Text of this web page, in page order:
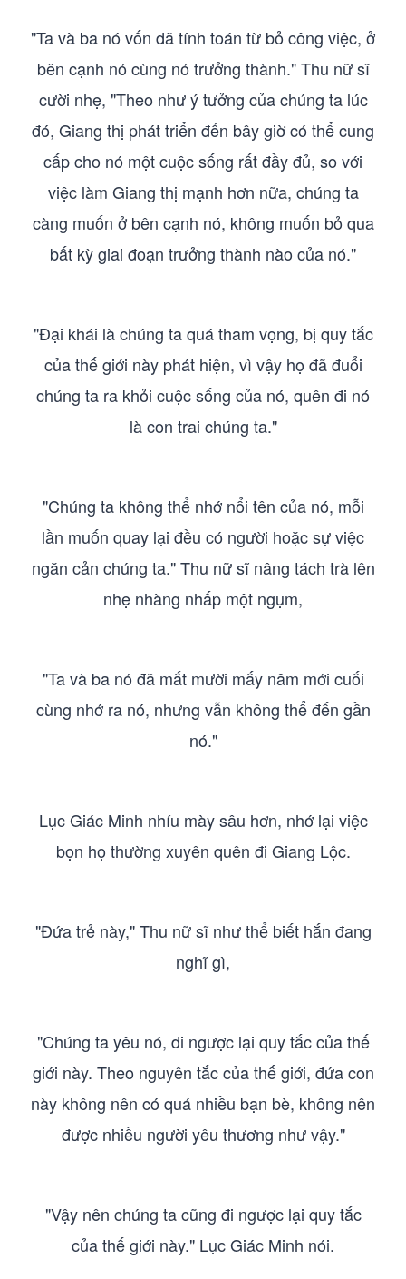
"Ta và ba nó vốn đã tính toán từ bỏ công việc, ở
bên cạnh nó cùng nó trưởng thành." Thu nữ sĩ
cười nhẹ, "Theo như ý tưởng của chúng ta lúc
đó, Giang thị phát triển đến bây giờ có thể cung
cấp cho nó một cuộc sống rất đầy đủ, so với
việc làm Giang thị mạnh hơn nữa, chúng ta
càng muốn ở bên cạnh nó, không muốn bỏ qua
bất kỳ giai đoạn trưởng thành nào của nó."
"Đại khái là chúng ta quá tham vọng, bị quy tắc
của thế giới này phát hiện, vì vậy họ đã đuổi
chúng ta ra khỏi cuộc sống của nó, quên đi nó
là con trai chúng ta."
"Chúng ta không thể nhớ nổi tên của nó, mỗi
lần muốn quay lại đều có người hoặc sự việc
ngăn cản chúng ta." Thu nữ sĩ nâng tách trà lên
nhẹ nhàng nhấp một ngụm,
"Ta và ba nó đã mất mười mấy năm mới cuối
cùng nhớ ra nó, nhưng vẫn không thể đến gần
nó."
Lục Giác Minh nhíu mày sâu hơn, nhớ lại việc
bọn họ thường xuyên quên đi Giang Lộc.
"Đứa trẻ này," Thu nữ sĩ như thể biết hắn đang
nghĩ gì,
"Chúng ta yêu nó, đi ngược lại quy tắc của thế
giới này. Theo nguyên tắc của thế giới, đứa con
này không nên có quá nhiều bạn bè, không nên
được nhiều người yêu thương như vậy."
"Vậy nên chúng ta cũng đi ngược lại quy tắc
của thế giới này." Lục Giác Minh nói.